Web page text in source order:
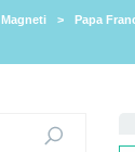
Magneti > Papa